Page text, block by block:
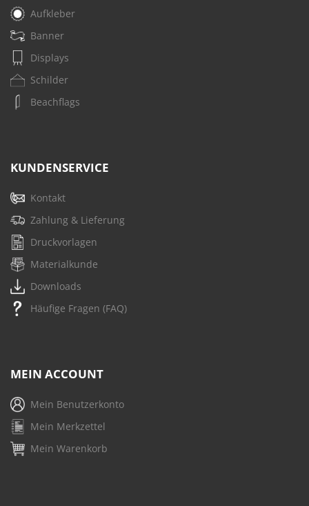
Aufkleber
Banner
Displays
Schilder
Beachflags
KUNDENSERVICE
Kontakt
Zahlung & Lieferung
Druckvorlagen
Materialkunde
Downloads
Häufige Fragen (FAQ)
MEIN ACCOUNT
Mein Benutzerkonto
Mein Merkzettel
Mein Warenkorb